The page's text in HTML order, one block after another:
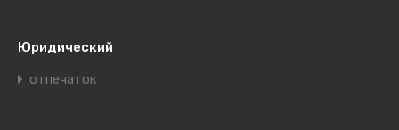
Юридический
отпечаток